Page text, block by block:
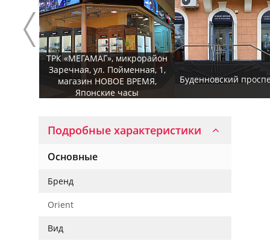
ТРК «МЕГАМАГ», микрорайон
Заречная, ул. Пойменная, 1,
магазин НОВОЕ ВРЕМЯ,
Японские часы
Буденновский
Подробные характеристики
Основные
Бренд
Orient
Вид